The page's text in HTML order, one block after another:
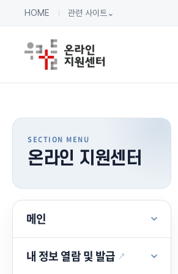
HOME 관련 사이트 ⌄
온라인 지원센터
메인
내 정보 열람 및 발급 ↗